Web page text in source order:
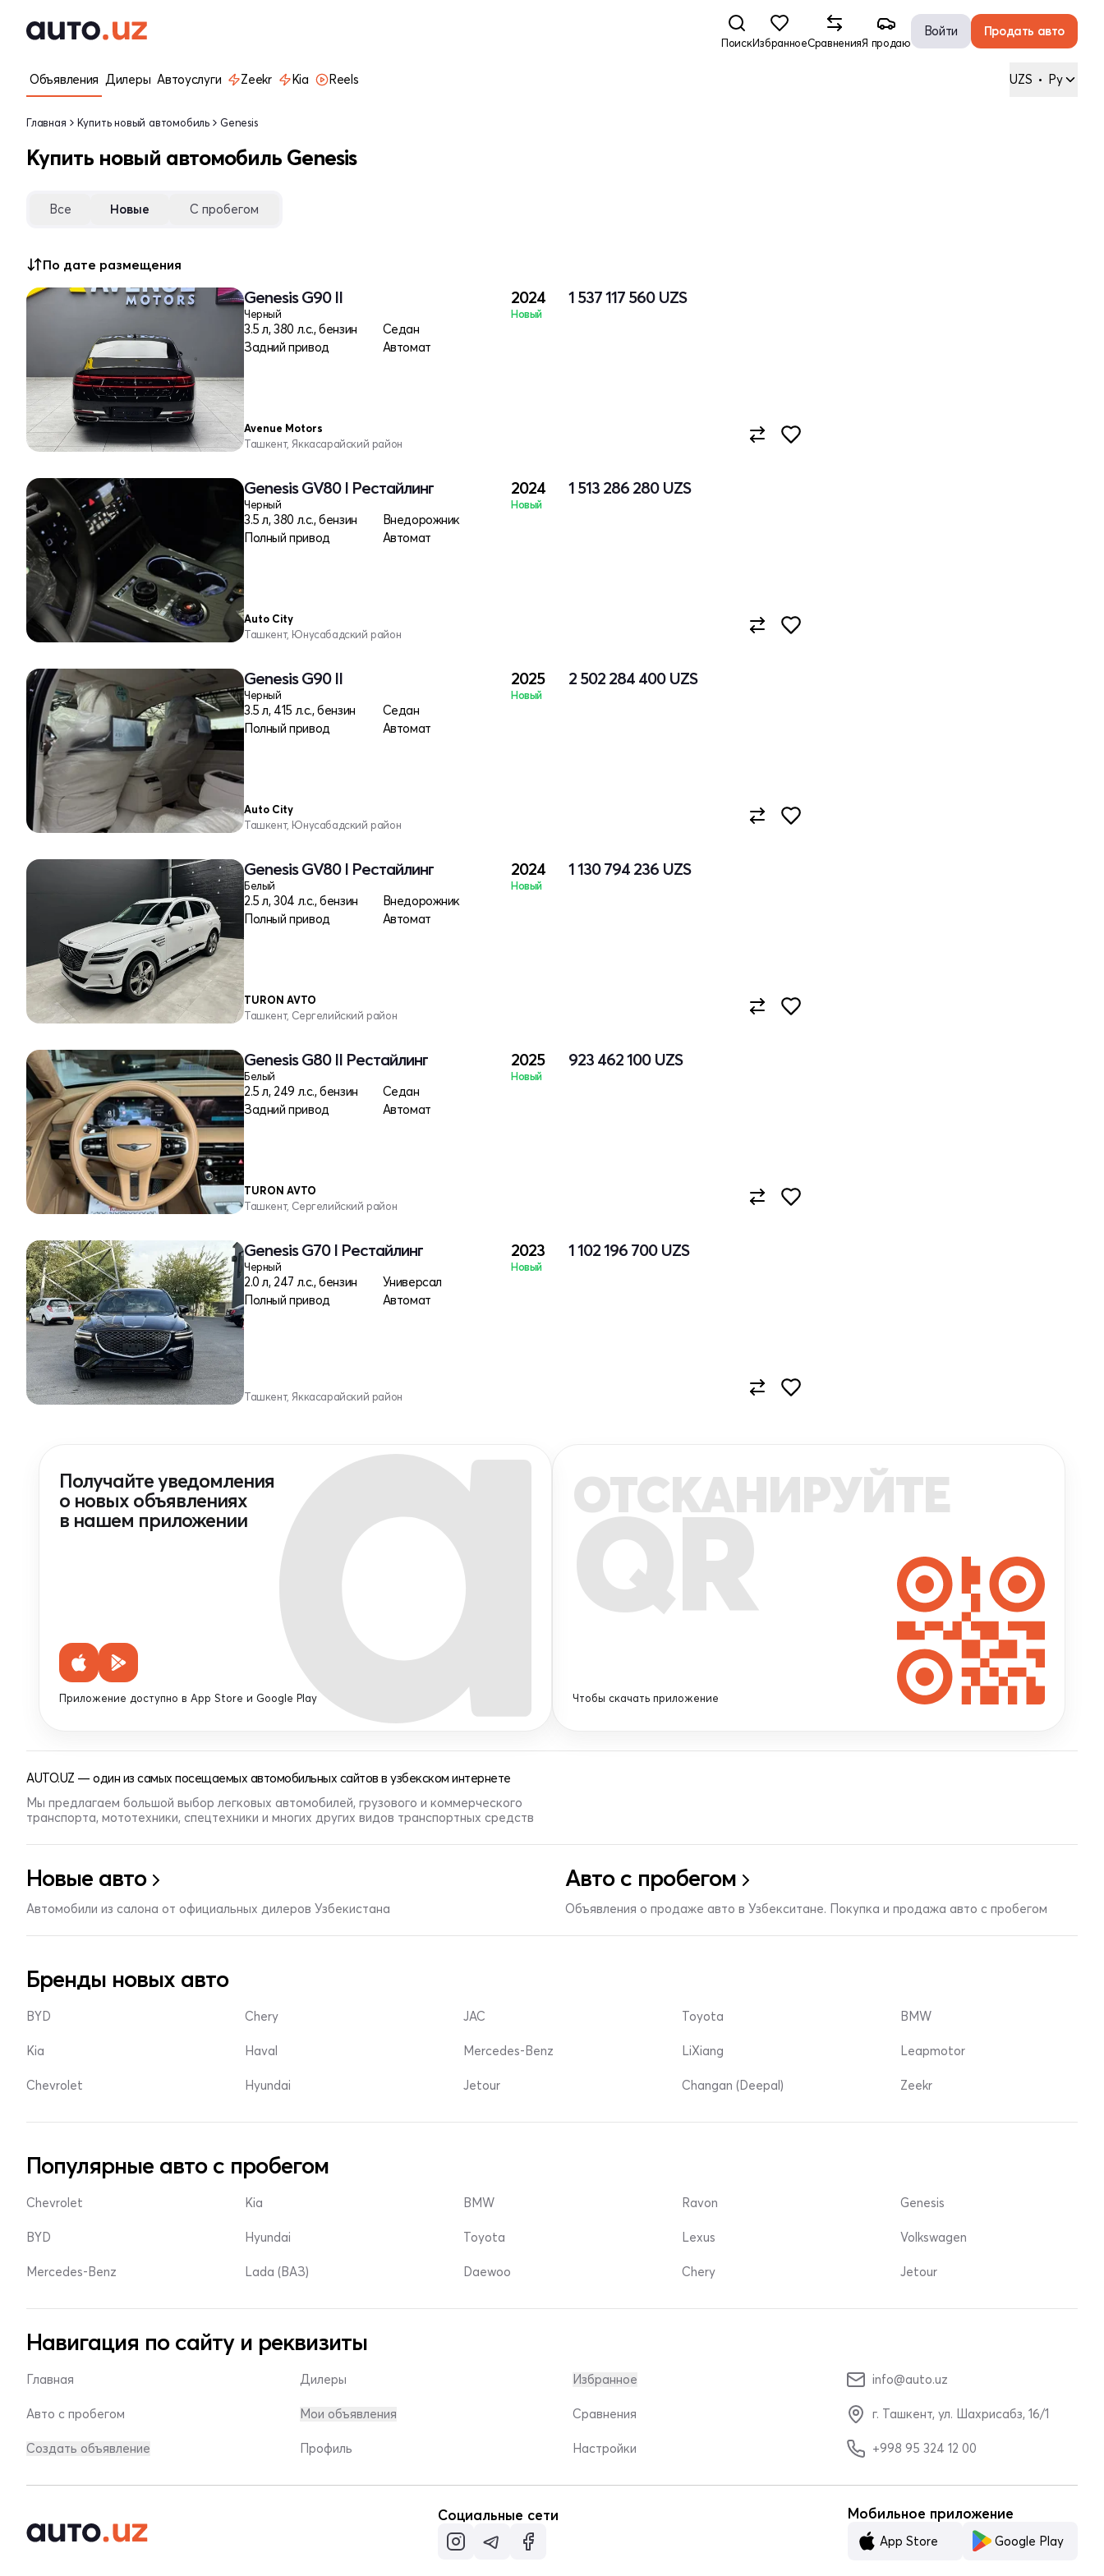
ПоискИзбранноеСравненияЯ продаю
Войти Продать авто
Объявления Дилеры Автоуслуги Zeekr Kia Reels UZS • Ру
Главная Купить новый автомобиль Genesis
Купить новый автомобиль Genesis
Все Новые С пробегом
По дате размещения
Genesis G90 II
Черный
3.5 л, 380 л.с., бензин
Седан
Задний привод
Автомат
2024
Новый
1 537 117 560 UZS
Avenue Motors
Ташкент, Яккасарайский район
Genesis GV80 I Рестайлинг
Черный
3.5 л, 380 л.с., бензин
Внедорожник
Полный привод
Автомат
2024
Новый
1 513 286 280 UZS
Auto City
Ташкент, Юнусабадский район
Genesis G90 II
Черный
3.5 л, 415 л.с., бензин
Седан
Полный привод
Автомат
2025
Новый
2 502 284 400 UZS
Auto City
Ташкент, Юнусабадский район
Genesis GV80 I Рестайлинг
Белый
2.5 л, 304 л.с., бензин
Внедорожник
Полный привод
Автомат
2024
Новый
1 130 794 236 UZS
TURON AVTO
Ташкент, Сергелийский район
Genesis G80 II Рестайлинг
Белый
2.5 л, 249 л.с., бензин
Седан
Задний привод
Автомат
2025
Новый
923 462 100 UZS
TURON AVTO
Ташкент, Сергелийский район
Genesis G70 I Рестайлинг
Черный
2.0 л, 247 л.с., бензин
Универсал
Полный привод
Автомат
2023
Новый
1 102 196 700 UZS
Ташкент, Яккасарайский район
Получайте уведомления
о новых объявлениях
в нашем приложении
Приложение доступно в App Store и Google Play
ОТСКАНИРУЙТЕ
QR
Чтобы скачать приложение
AUTO.UZ — один из самых посещаемых автомобильных сайтов в узбекском интернете
Мы предлагаем большой выбор легковых автомобилей, грузового и коммерческого
транспорта, мототехники, спецтехники и многих других видов транспортных средств
Новые авто
Автомобили из салона от официальных дилеров Узбекистана
Авто с пробегом
Объявления о продаже авто в Узбекситане. Покупка и продажа авто с пробегом
Бренды новых авто
BYD
Kia
Chevrolet
Chery
Haval
Hyundai
JAC
Mercedes-Benz
Jetour
Toyota
LiXiang
Changan (Deepal)
BMW
Leapmotor
Zeekr
Популярные авто с пробегом
Chevrolet
BYD
Mercedes-Benz
Kia
Hyundai
Lada (ВАЗ)
BMW
Toyota
Daewoo
Ravon
Lexus
Chery
Genesis
Volkswagen
Jetour
Навигация по сайту и реквизиты
Главная
Авто с пробегом
Создать объявление
Дилеры
Мои объявления
Профиль
Избранное
Сравнения
Настройки
info@auto.uz
г. Ташкент, ул. Шахрисабз, 16/1
+998 95 324 12 00
Социальные сети Мобильное приложение
App Store Google Play